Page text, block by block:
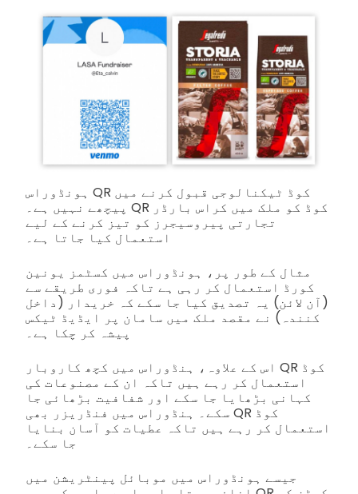
ہونڈوراس QR کوڈ ٹیکنالوجی قبول کرنے میں
پیچھے نہیں ہے۔ QR کوڈ کو ملک میں کراس بارڈر
تجارتی پیروسیجرز کو تیز کرنے کے لیے
استعمال کیا جاتا ہے۔
مثال کے طور پر، ہونڈوراس میں کسٹمز یونین
کورڈ استعمال کر رہی ہے تاکہ فوری طریقے سے
(آن لائن) یہ تصدیق کیا جا سکے کہ خریدار (داخل
کنندہ) نے مقصد ملک میں سامان پر ایڈیڈ ٹیکس
پیشہ کر چکا ہے۔
اس کے علاوہ، ہنڈوراس میں کچھ کاروبار QR کوڈ
استعمال کر رہے ہیں تاکہ ان کے مصنوعات کی
کہانی بڑھایا جا سکے اور شفافیت بڑھائی جا
سکے۔ ہنڈوراس میں فنڈریزر بھی QR کوڈ
استعمال کر رہے ہیں تاکہ عطیات کو آسان بنایا
جا سکے۔
جیسے ہونڈوراس میں موبائل پینٹریشن میں